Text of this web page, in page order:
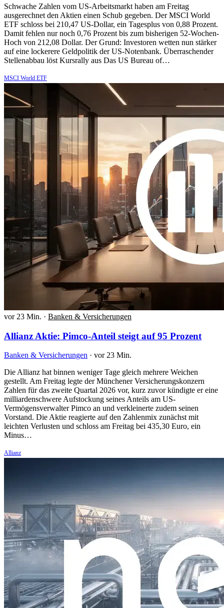
Schwache Zahlen vom US-Arbeitsmarkt haben am Freitag
ausgerechnet den Aktien einen Schub gegeben. Der MSCI World
ETF schloss bei 210,47 US-Dollar, ein Tagesplus von 0,88 Prozent.
Damit fehlen nur noch 0,76 Prozent bis zum bisherigen 52-Wochen-
Hoch von 212,08 Dollar. Der Grund: Investoren wetten nun stärker
auf eine lockerere Geldpolitik der US-Notenbank. Überraschender
Stellenabbau löst Kursrally aus Das US Bureau of…
MSCI World ETF
vor 23 Min. · Banken & Versicherungen
Allianz Aktie: Pimco-Anteil steigt auf 95 Prozent
Banken & Versicherungen · vor 23 Min.
Die Allianz hat binnen weniger Tage gleich mehrere Weichen
gestellt. Am Freitag legte der Münchener Versicherungskonzern
Zahlen für das zweite Quartal 2026 vor, kurz zuvor kündigte er eine
milliardenschwere Aufstockung seines Anteils am US-
Vermögensverwalter Pimco an und verkleinerte zudem seinen
Vorstand. Die Aktie reagierte auf den Zahlenmix zunächst mit
leichten Verlusten und schloss am Freitag bei 435,30 Euro, ein
Minus…
Allianz